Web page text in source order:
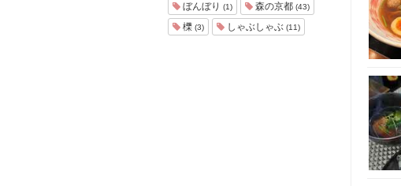
ぼんぼり (1) 森の京都 (43)
櫟 (3) しゃぶしゃぶ (11)